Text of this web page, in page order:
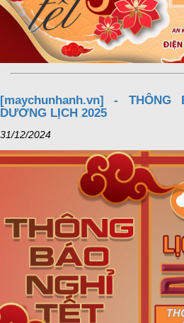
[maychunhanh.vn] -
DƯƠNG LỊCH 2025
31/12/2024